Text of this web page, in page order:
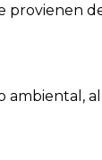
provienen